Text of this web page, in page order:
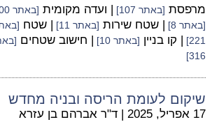
מרפסת [באתר 107] | ועדה מקומית [באתר 100]
[באתר 8] | שטח שירות [באתר 11] | שטח [באתר
221]
| קו בניין [באתר 10] | חישוב שטחים
316]
שיקום לעומת הריסה ובניה מחדש
17 אפריל, 2025 | ד"ר אברהם בן עזרא